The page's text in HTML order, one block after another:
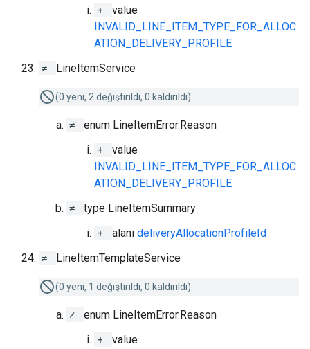
+
value
INVALID_LINE_ITEM_TYPE_FOR_ALLOC
ATION_DELIVERY_PROFILE
≠
LineItemService
(0 yeni, 2 değiştirildi, 0 kaldırıldı)
≠
enum LineItemError.Reason
+
value
INVALID_LINE_ITEM_TYPE_FOR_ALLOC
ATION_DELIVERY_PROFILE
≠
type LineItemSummary
+
alanı deliveryAllocationProfileId
≠
LineItemTemplateService
(0 yeni, 1 değiştirildi, 0 kaldırıldı)
≠
enum LineItemError.Reason
+
value